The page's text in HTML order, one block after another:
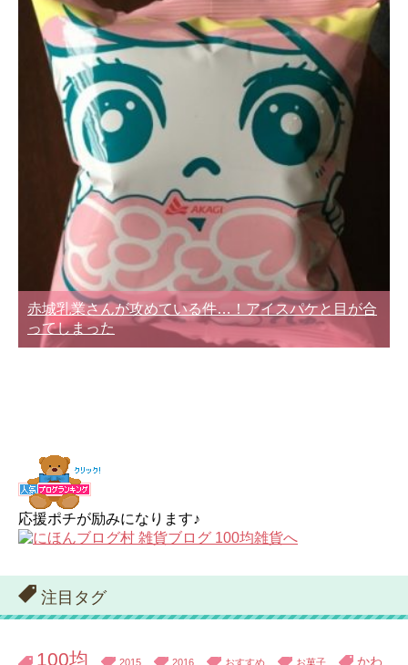
赤城乳業さんが攻めている件…！アイスパケと目が合
ってしまった
応援ポチが励みになります♪
注目タグ
100均 2015 2016 おすすめ お菓子 かわ